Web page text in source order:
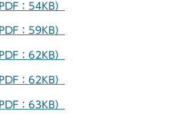
：54KB）
：59KB）
：62KB）
：62KB）
：63KB）